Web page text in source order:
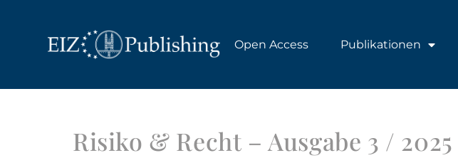
Open Access Publikationen
Risiko & Recht – Ausgabe 3 / 2025